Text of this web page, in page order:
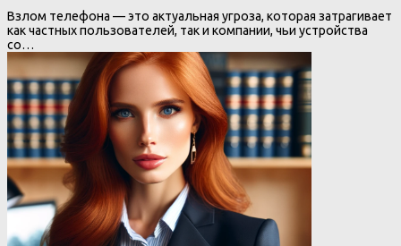
Взлом телефона — это актуальная угроза, которая затрагивает
как частных пользователей, так и компании, чьи устройства
со…